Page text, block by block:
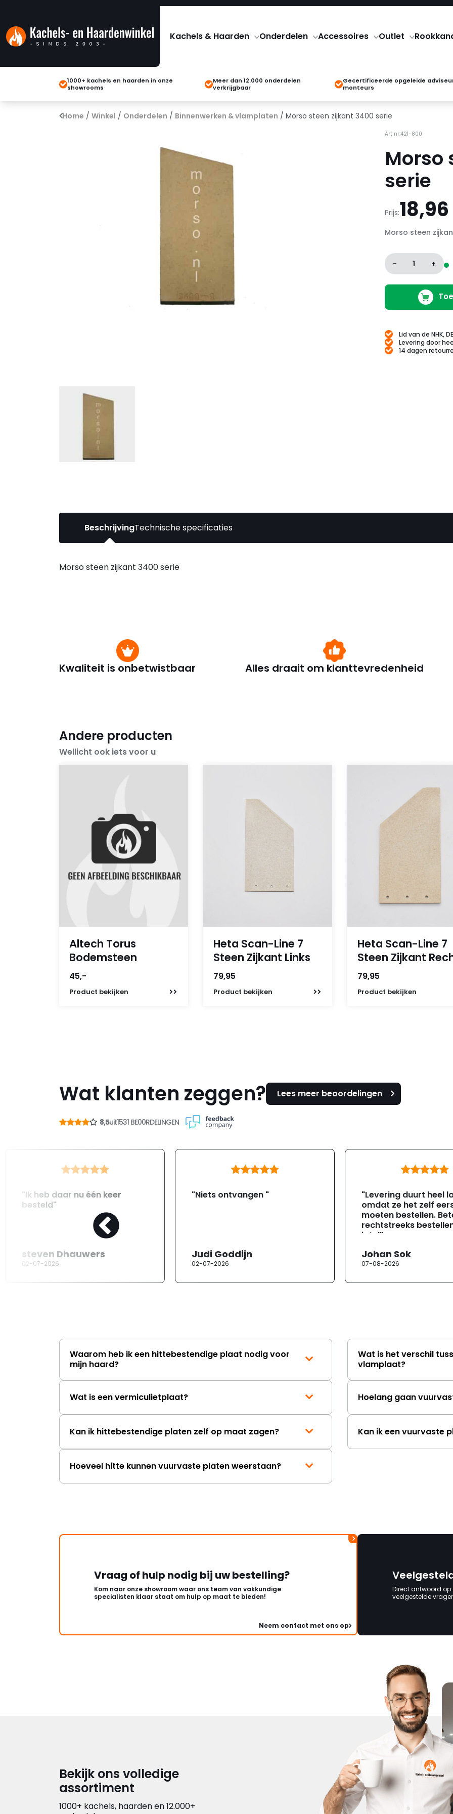
Kachels & Haarden Onderdelen Accessoires Outlet
1000+ kachels en haarden in onze
showrooms
Meer dan 12.000 onderdelen
verkrijgbaar
Gecertificeerde opgeleide
monteurs
Home / Winkel / Onderdelen / Binnenwerken & vlamplaten / Morso steen zijkant 3400 serie
Art nr:421-800
Morso
serie
Prijs:18,96
Morso steen
- 1 +
Lid van de NHK,
Levering door
14 dagen
BeschrijvingTechnische specificaties
Morso steen zijkant 3400 serie
Kwaliteit is onbetwistbaar Alles draait om klanttevredenheid
Andere producten
Wellicht ook iets voor u
Altech Torus
Bodemsteen
45,-
Product bekijken
Heta Scan-Line 7
Steen Zijkant Links
79,95
Product bekijken
Heta Scan-Line 7
Steen Zijkant
79,95
Product bekijken
Wat klanten zeggen? Lees meer beoordelingen
8,5uit1531 BE00RDELINGEN
"Ik heb daar nu één keer
besteld"
steven Dhauwers
02-07-2026
"Niets ontvangen "
Judi Goddijn
02-07-2026
"Levering duurt heel
omdat ze het zelf
moeten bestellen.
rechtstreeks
jotul"
Johan Sok
07-08-2026
Waarom heb ik een hittebestendige plaat nodig voor
mijn haard?
Wat is een vermiculietplaat?
Kan ik hittebestendige platen zelf op maat zagen?
Hoeveel hitte kunnen vuurvaste platen weerstaan?
Wat is het verschil
vlamplaat?
Hoelang gaan
Kan ik een vuurvaste
Vraag of hulp nodig bij uw bestelling?
Kom naar onze showroom waar ons team van vakkundige
specialisten klaar staat om hulp op maat te bieden!
Neem contact met ons op
Direct antwoord op
veelgestelde
Bekijk ons volledige
assortiment
1000+ kachels, haarden en 12.000+